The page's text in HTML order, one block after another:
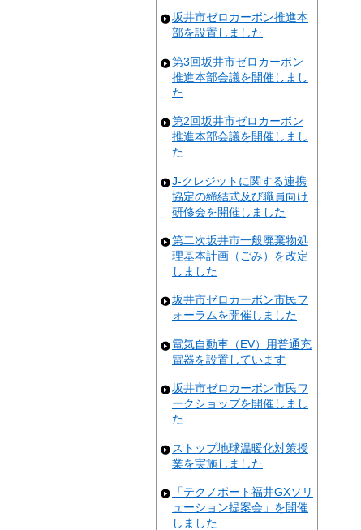
坂井市ゼロカーボン推進本
部を設置しました
第3回坂井市ゼロカーボン
推進本部会議を開催しまし
た
第2回坂井市ゼロカーボン
推進本部会議を開催しまし
た
J-クレジットに関する連携
協定の締結式及び職員向け
研修会を開催しました
第二次坂井市一般廃棄物処
理基本計画（ごみ）を改定
しました
坂井市ゼロカーボン市民フ
ォーラムを開催しました
電気自動車（EV）用普通充
電器を設置しています
坂井市ゼロカーボン市民ワ
ークショップを開催しまし
た
ストップ地球温暖化対策授
業を実施しました
「テクノポート福井GXソリ
ューション提案会」を開催
しました